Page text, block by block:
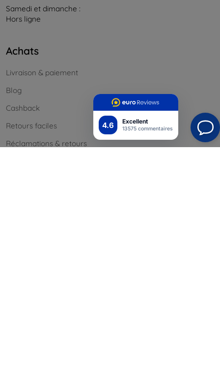
4.6 Excellent
13575 commentaires
Samedi et dimanche :
Hors ligne
Achats
Livraison & paiement
Blog
Cashback
Retours faciles
Réclamations & retours